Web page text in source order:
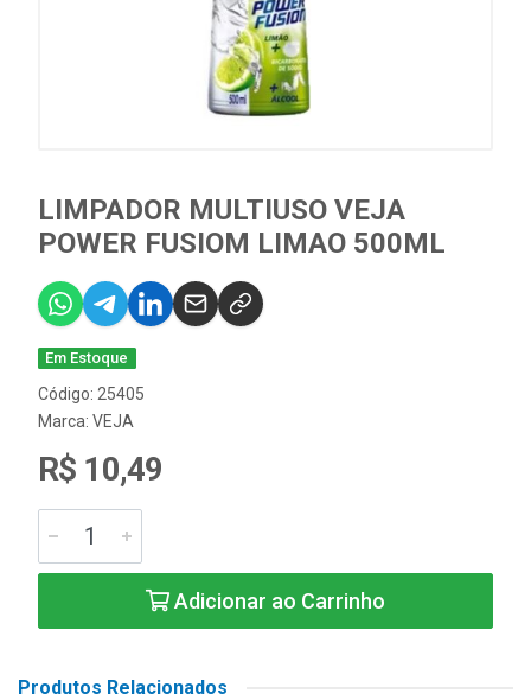
LIMPADOR MULTIUSO VEJA
POWER FUSIOM LIMAO 500ML
Em Estoque
Código: 25405
Marca: VEJA
R$ 10,49
Adicionar ao Carrinho
Produtos Relacionados